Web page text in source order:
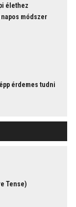
élethez
módszer
érdemes tudni
Tense)